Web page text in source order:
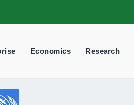
Economics Research